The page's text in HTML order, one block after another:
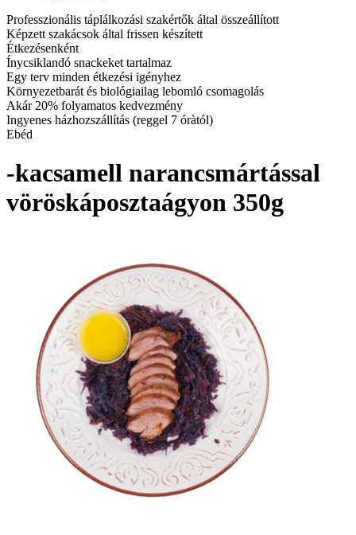
Professzionális táplálkozási szakértők által összeállított
Képzett szakácsok által frissen készített
Étkezésenként
Ínycsiklandó snackeket tartalmaz
Egy terv minden étkezési igényhez
Környezetbarát és biológiailag lebomló csomagolás
Akár 20% folyamatos kedvezmény
Ingyenes házhozszállítás (reggel 7 óràtól)
Ebéd
-kacsamell narancsmártással
vöröskáposztaágyon 350g